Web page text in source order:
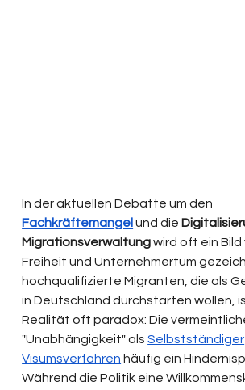
In der aktuellen Debatte um den
Fachkräftemangel und die
Migrationsverwaltung wird oft ein
Freiheit und Unternehmertum
hochqualifizierte Migranten, die als
in Deutschland durchstarten wollen,
Realität oft paradox: Die
"Unabhängigkeit" als Selbstständiger
Visumsverfahren häufig ein
Während die Politik eine